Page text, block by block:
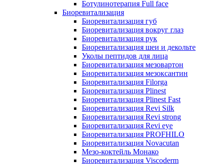
Ботулинотерапия Full face
Биоревитализация
Биоревитализация губ
Биоревитализация вокруг глаз
Биоревитализация рук
Биоревитализация шеи и декольте
Уколы пептидов для лица
Биоревитализация мезовартон
Биоревитализация мезоксантин
Биоревитализация Filorga
Биоревитализация Plinest
Биоревитализация Plinest Fast
Биоревитализация Revi Silk
Биоревитализация Revi strong
Биоревитализация Revi eye
Биоревитализация PROFHILO
Биоревитализация Novacutan
Мезо-коктейль Монако
Биоревитализация Viscoderm